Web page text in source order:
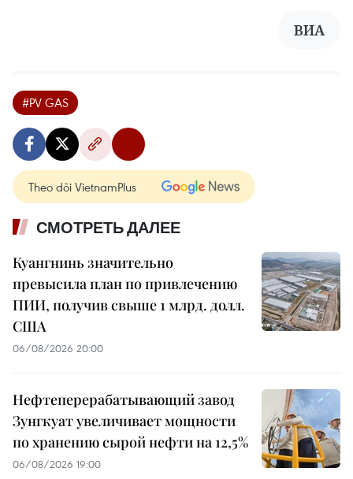
ВИА
#PV GAS
Theo dõi VietnamPlus
СМОТРЕТЬ ДАЛЕЕ
Куангнинь значительно
превысила план по привлечению
ПИИ, получив свыше 1 млрд. долл.
США
06/08/2026 20:00
Нефтеперерабатывающий завод
Зунгкуат увеличивает мощности
по хранению сырой нефти на 12,5%
06/08/2026 19:00